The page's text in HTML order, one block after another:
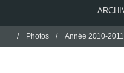
Photos Année 2010-2011